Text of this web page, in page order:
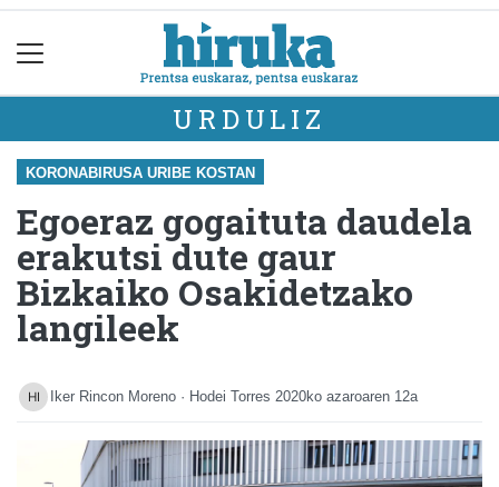
URDULIZ
KORONABIRUSA URIBE KOSTAN
Egoeraz gogaituta daudela
erakutsi dute gaur
Bizkaiko Osakidetzako
langileek
Iker Rincon Moreno · Hodei Torres 2020ko azaroaren 12a